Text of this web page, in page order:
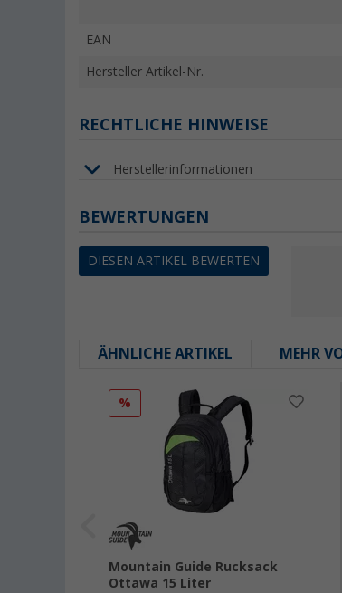
EAN
Hersteller Artikel-Nr.
RECHTLICHE HINWEISE
Herstellerinformationen
BEWERTUNGEN
DIESEN ARTIKEL BEWERTEN
ÄHNLICHE ARTIKEL MEHR
%
Mountain Guide Rucksack
Ottawa 15 Liter